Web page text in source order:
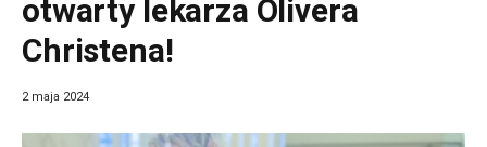
otwarty lekarza Olivera
Christena!
2 maja 2024